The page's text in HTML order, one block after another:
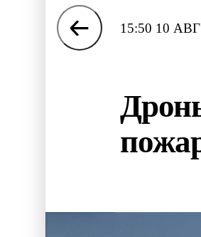
15:50 10